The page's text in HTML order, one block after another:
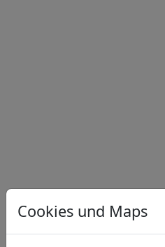
Adresse
Cookies und Maps